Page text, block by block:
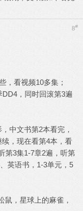
8#
，看视频10多集；
，同时回滚第3遍
中文书第2本看完，
，现在看第4本，看
第3集1-7章2遍，听第
英语书，1-3单元，5
鼠，星球上的麻雀，